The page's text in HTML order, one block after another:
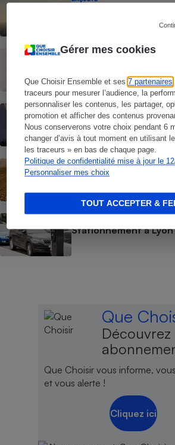
Gérer mes cookies
Que Choisir Ensemble et ses7 partenaires
traceurs pour mesurer l’audience, la
personnaliser les contenus, les partager,
promotion et afficher des contenus
Nous conserverons votre choix pendant 6
changer d’avis à tout moment en utilisant
les traceurs » en bas de chaque page.
Politique de confidentialité mise à jour le
Personnaliser mes choix
TOUT ACCEPTER &
CONSEILS
exposition
ENQUÊTE
Pollution de l’air -
notre santé
ACTUALITÉ
Réchauffement
Stationnement à
Que
Découvrez
Que Choisir vous informe,
et vous alerte !
Cliquez ici